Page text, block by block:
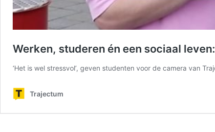
Werken, studeren én een sociaal
‘Het is wel stressvol’, geven studenten voor de camera van
Trajectum